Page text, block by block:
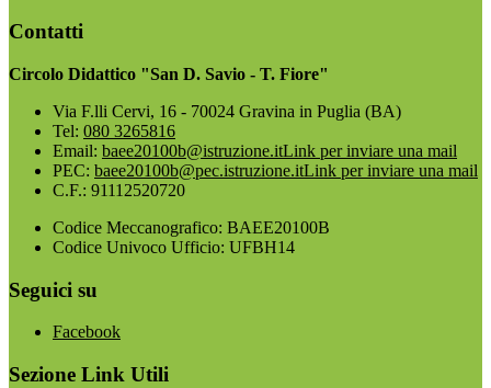
Contatti
Circolo Didattico "San D. Savio - T. Fiore"
Via F.lli Cervi, 16 - 70024 Gravina in Puglia (BA)
Tel: 080 3265816
Email: baee20100b@istruzione.itLink per inviare una mail
PEC: baee20100b@pec.istruzione.itLink per inviare una mail
C.F.: 91112520720
Codice Meccanografico: BAEE20100B
Codice Univoco Ufficio: UFBH14
Seguici su
Facebook
Sezione Link Utili